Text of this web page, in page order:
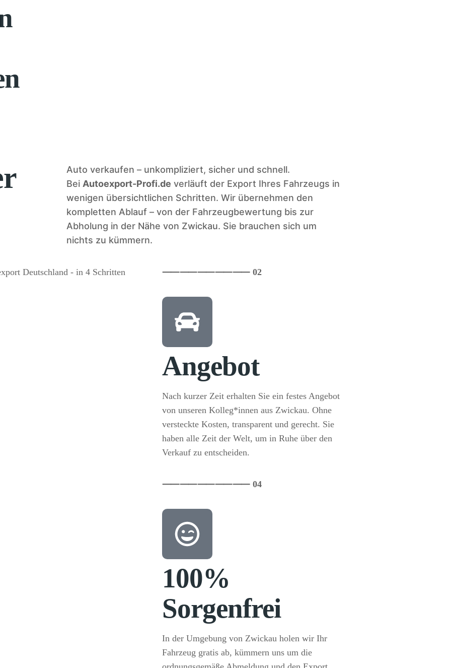
Auto verkaufen – unkompliziert, sicher und schnell.
Bei Autoexport-Profi.de verläuft der Export Ihres Fahrzeugs in
wenigen übersichtlichen Schritten. Wir übernehmen den
kompletten Ablauf – von der Fahrzeugbewertung bis zur
Abholung in der Nähe von Zwickau. Sie brauchen sich um
nichts zu kümmern.
⸺⸺⸺⸺⸺ 02
Angebot
Nach kurzer Zeit erhalten Sie ein festes Angebot
von unseren Kolleg*innen aus Zwickau. Ohne
versteckte Kosten, transparent und gerecht. Sie
haben alle Zeit der Welt, um in Ruhe über den
Verkauf zu entscheiden.
⸺⸺⸺⸺⸺ 04
100%
Sorgenfrei
In der Umgebung von Zwickau holen wir Ihr
Fahrzeug gratis ab, kümmern uns um die